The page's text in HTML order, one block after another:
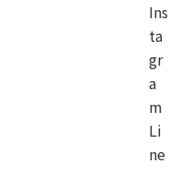
Ins
ta
gr
a
m
Li
ne